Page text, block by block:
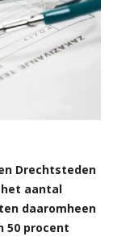
Drechtsteden
aantal
daaromheen
50 procent